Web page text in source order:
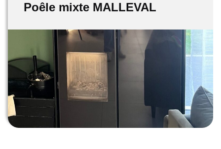
Poêle mixte MALLEVAL